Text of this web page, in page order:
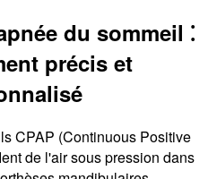
du sommeil ⁚
précis et
CPAP (Continuous Positive
de l'air sous pression dans